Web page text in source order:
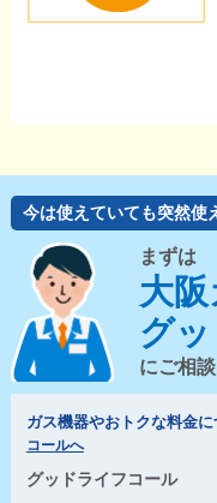
今は使えていても突然使
まずは
大
グ
にご相
ガス機器やおトクな料金
コールへ
グッドライフコール